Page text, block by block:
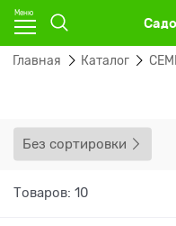
Главная Каталог
Без сортировки
Товаров: 10